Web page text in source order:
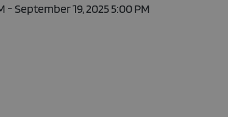
- September 19, 2025 5:00 PM